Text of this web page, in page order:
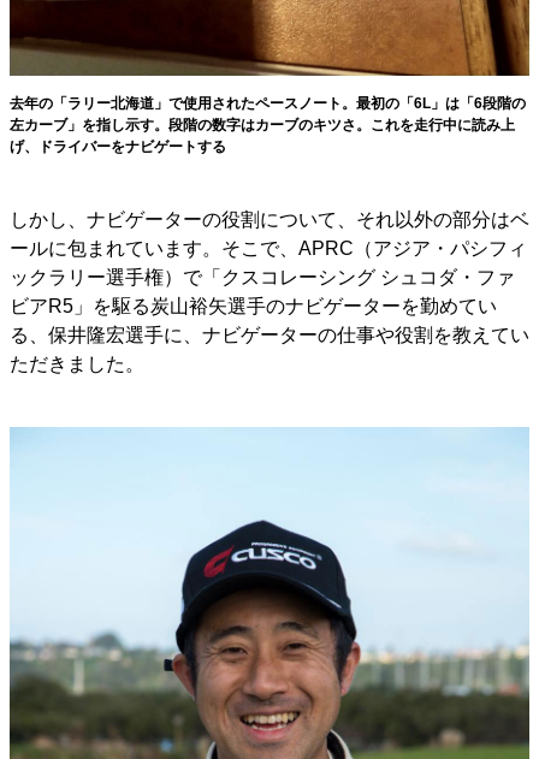
去年の「ラリー北海道」で使用されたペースノート。最初の「6L」は「6段階の
左カーブ」を指し示す。段階の数字はカーブのキツさ。これを走行中に読み上
げ、ドライバーをナビゲートする
しかし、ナビゲーターの役割について、それ以外の部分はベ
ールに包まれています。そこで、APRC（アジア・パシフィ
ックラリー選手権）で「クスコレーシング シュコダ・ファ
ビアR5」を駆る炭山裕矢選手のナビゲーターを勤めてい
る、保井隆宏選手に、ナビゲーターの仕事や役割を教えてい
ただきました。